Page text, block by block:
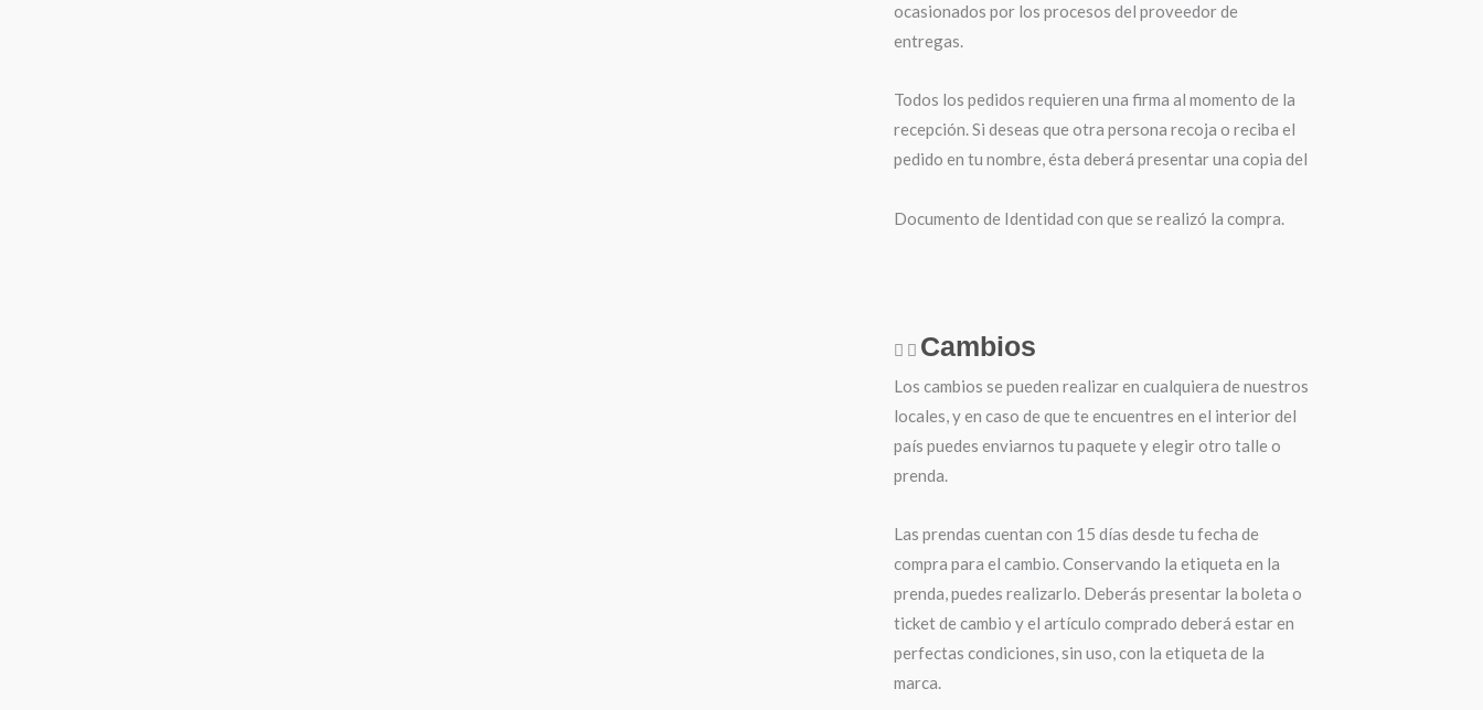
ocasionados por los procesos del proveedor de
entregas.
Todos los pedidos requieren una firma al momento de la
recepción. Si deseas que otra persona recoja o reciba el
pedido en tu nombre, ésta deberá presentar una copia del
Documento de Identidad con que se realizó la compra.
Cambios
Los cambios se pueden realizar en cualquiera de nuestros
locales, y en caso de que te encuentres en el interior del
país puedes enviarnos tu paquete y elegir otro talle o
prenda.
Las prendas cuentan con 15 días desde tu fecha de
compra para el cambio. Conservando la etiqueta en la
prenda, puedes realizarlo. Deberás presentar la boleta o
ticket de cambio y el artículo comprado deberá estar en
perfectas condiciones, sin uso, con la etiqueta de la
marca.